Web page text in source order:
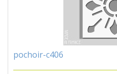
pochoir-c406